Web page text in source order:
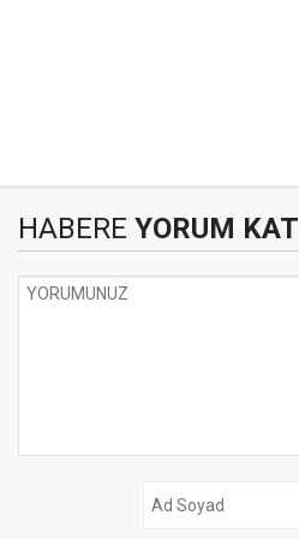
HABERE YORUM KAT